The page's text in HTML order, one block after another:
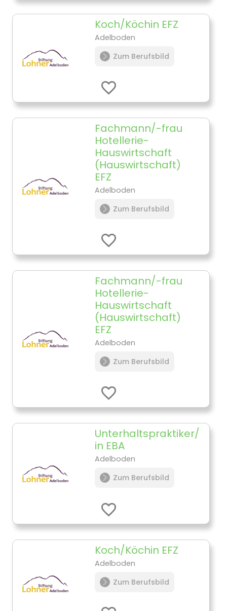
Koch/Köchin EFZ
Adelboden
Zum Berufsbild
Fachmann/-frau
Hotellerie-
Hauswirtschaft
(Hauswirtschaft)
EFZ
Adelboden
Zum Berufsbild
Fachmann/-frau
Hotellerie-
Hauswirtschaft
(Hauswirtschaft)
EFZ
Adelboden
Zum Berufsbild
Unterhaltspraktiker/
in EBA
Adelboden
Zum Berufsbild
Koch/Köchin EFZ
Adelboden
Zum Berufsbild